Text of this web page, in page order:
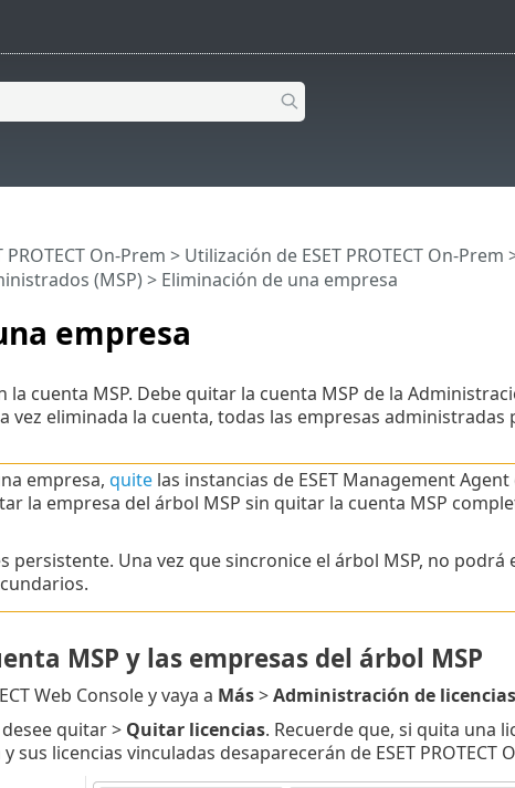
empresa
PROTECT On-Prem > Utilización de ESET PROTECT On-Prem
(MSP) > Eliminación de una empresa
la cuenta MSP. Debe quitar la cuenta MSP de la
vez eliminada la cuenta, todas las empresas administradas
empresa, quitelas instancias de ESET Management
la empresa del árbol MSP sin quitar la cuenta MSP
persistente. Una vez que sincronice el árbol MSP, no
MSP y las empresas del árbol MSP
Web Console y vaya a Más>Administración de licencias
quitar > Quitar licencias. Recuerde que, si quita una
sus licencias vinculadas desaparecerán de ESET PROTECT